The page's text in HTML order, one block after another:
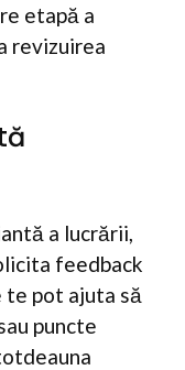
etapă a
revizuirea
a lucrării,
feedback
te pot ajuta să
puncte